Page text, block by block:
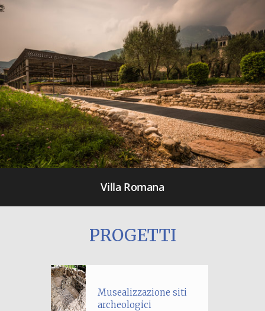
Villa Romana
PROGETTI
Musealizzazione siti
archeologici